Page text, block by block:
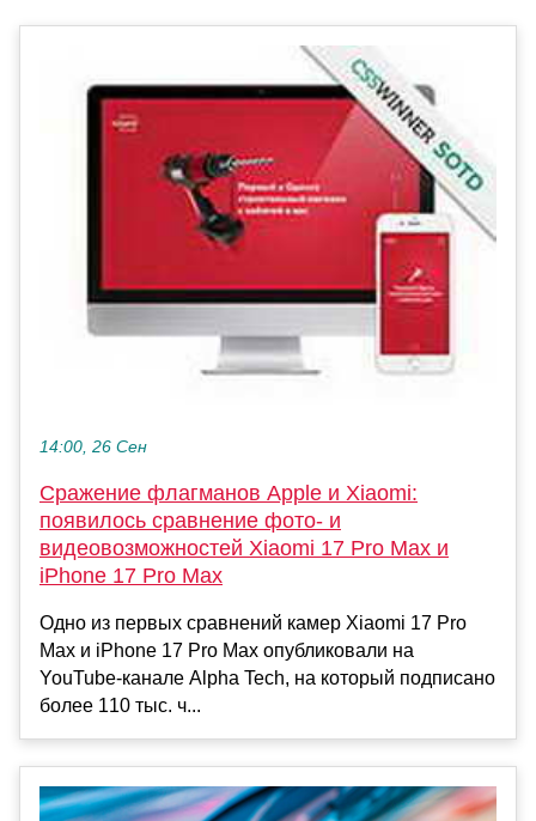
14:00, 26 Сен
Сражение флагманов Apple и Xiaomi:
появилось сравнение фото- и
видеовозможностей Xiaomi 17 Pro Max и
iPhone 17 Pro Max
Одно из первых сравнений камер Xiaomi 17 Pro
Max и iPhone 17 Pro Max опубликовали на
YouTube-канале Alpha Tech, на который подписано
более 110 тыс. ч...